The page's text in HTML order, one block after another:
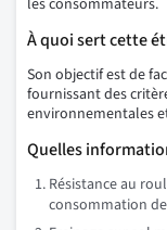
les consommateurs.
À quoi sert cette
Son objectif est de
fournissant des
environnementales
Quelles
Résistance au
consommation